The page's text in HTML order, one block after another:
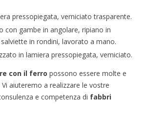
pressopiegata, verniciato trasparente.
con gambe in angolare, ripiano in
in rondini, lavorato a mano.
in lamiera pressopiegata, verniciato.
con il ferro possono essere molte e
aiuteremo a realizzare le vostre
e competenza di fabbri